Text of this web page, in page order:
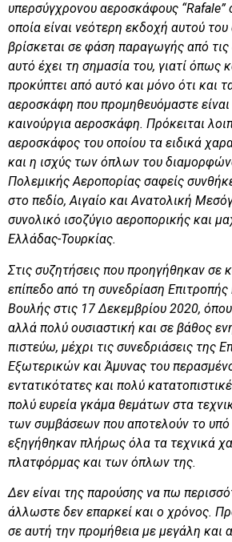
υπερσύγχρονου αεροσκάφους “Rafale”
οποία είναι νεότερη εκδοχή αυτού
βρίσκεται σε φάση παραγωγής από
αυτό έχει τη σημασία του, γιατί όπως
προκύπτει από αυτό και μόνο ότι και
αεροσκάφη που προμηθευόμαστε είναι
καινούργια αεροσκάφη. Πρόκειται
αεροσκάφος του οποίου τα ειδικά
και η ισχύς των όπλων του
Πολεμικής Αεροπορίας σαφείς
στο πεδίο, Αιγαίο και Ανατολική
συνολικό ισοζύγιο αεροπορικής και
Ελλάδας-Τουρκίας.
Στις συζητήσεις που προηγήθηκαν σε
επίπεδο από τη συνεδρίαση
Βουλής στις 17 Δεκεμβρίου 2020,
αλλά πολύ ουσιαστική και σε βάθος
πιστεύω, μέχρι τις συνεδριάσεις της
Εξωτερικών και Άμυνας του
εντατικότατες και πολύ
πολύ ευρεία γκάμα θεμάτων στα
των συμβάσεων που αποτελούν το υπό
εξηγήθηκαν πλήρως όλα τα τεχνικά
πλατφόρμας και των όπλων της.
Δεν είναι της παρούσης να πω
άλλωστε δεν επαρκεί και ο χρόνος.
σε αυτή την προμήθεια με μεγάλη και